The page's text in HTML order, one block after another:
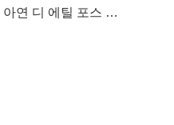
아연 디 에틸 포스 파네이트 불꽃 지연제